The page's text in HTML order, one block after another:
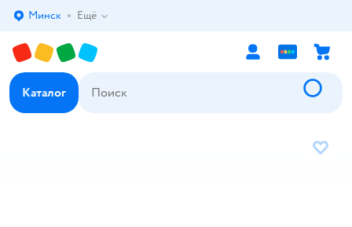
Выбор адреса доставки.
Минск Ещё
Каталог
В